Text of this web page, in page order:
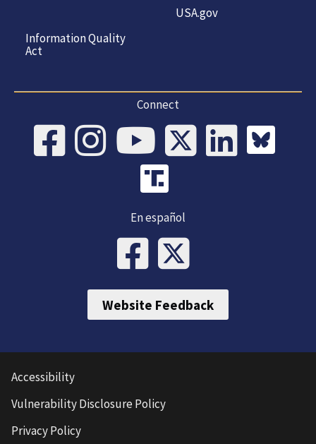
Information Quality
Act
USA.gov
Connect
En español
Website Feedback
Accessibility
Vulnerability Disclosure Policy
Privacy Policy